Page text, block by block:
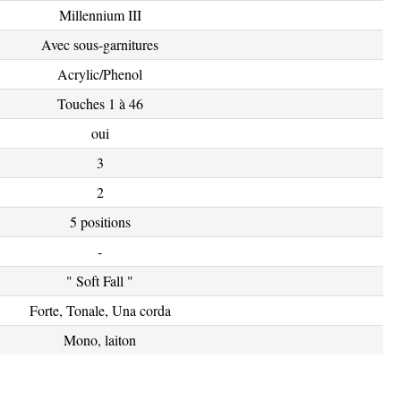
Millennium III
Avec sous-garnitures
Acrylic/Phenol
Touches 1 à 46
oui
3
2
5 positions
-
" Soft Fall "
Forte, Tonale, Una corda
Mono, laiton